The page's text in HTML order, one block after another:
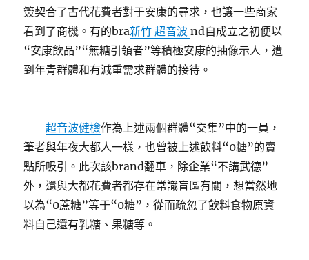
簽契合了古代花費者對于安康的尋求，也讓一些商家
看到了商機。有的bra新竹 超音波nd自成立之初便以
“安康飲品”“無糖引領者”等積極安康的抽像示人，遭
到年青群體和有減重需求群體的接待。
超音波健檢作為上述兩個群體“交集”中的一員，
筆者與年夜大都人一樣，也曾被上述飲料“0糖”的賣
點所吸引。此次該brand翻車，除企業“不講武德”
外，還與大都花費者都存在常識盲區有關，想當然地
以為“0蔗糖”等于“0糖”，從而疏忽了飲料食物原資
料自己還有乳糖、果糖等。